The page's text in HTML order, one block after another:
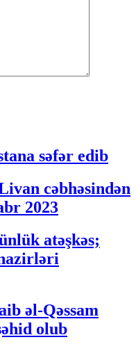
səfər edib
cəbhəsindən
2023
atəşkəs;
əl-Qəssam
olub